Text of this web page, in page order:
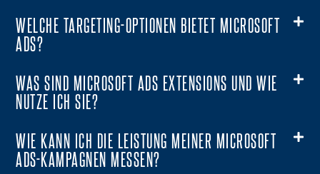
WELCHE TARGETING-OPTIONEN BIETET MICROSOFT
ADS?
WAS SIND MICROSOFT ADS EXTENSIONS UND WIE
NUTZE ICH SIE?
WIE KANN ICH DIE LEISTUNG MEINER MICROSOFT
ADS-KAMPAGNEN MESSEN?